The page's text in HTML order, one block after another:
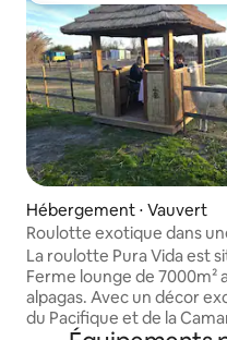
Hébergement ⋅ Vauvert
Roulotte exotique dans
d'alpagas
La roulotte Pura Vida est
Ferme lounge de 7000m²
alpagas. Avec un décor
du Pacifique et de la